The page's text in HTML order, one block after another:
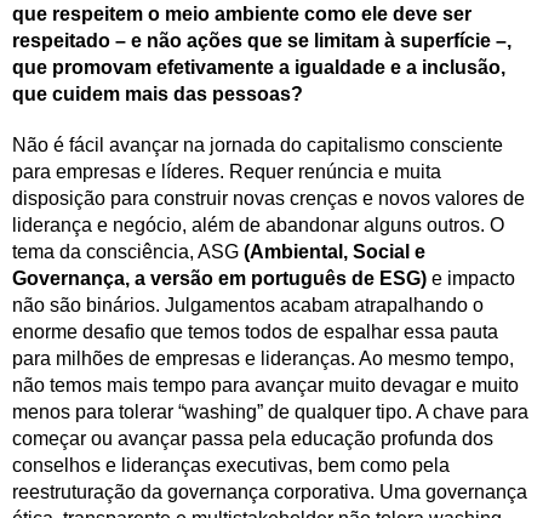
que respeitem o meio ambiente como ele deve ser
respeitado – e não ações que se limitam à superfície –,
que promovam efetivamente a igualdade e a inclusão,
que cuidem mais das pessoas?
Não é fácil avançar na jornada do capitalismo consciente
para empresas e líderes. Requer renúncia e muita
disposição para construir novas crenças e novos valores de
liderança e negócio, além de abandonar alguns outros. O
tema da consciência, ASG (Ambiental, Social e
Governança, a versão em português de ESG) e impacto
não são binários. Julgamentos acabam atrapalhando o
enorme desafio que temos todos de espalhar essa pauta
para milhões de empresas e lideranças. Ao mesmo tempo,
não temos mais tempo para avançar muito devagar e muito
menos para tolerar “washing” de qualquer tipo. A chave para
começar ou avançar passa pela educação profunda dos
conselhos e lideranças executivas, bem como pela
reestruturação da governança corporativa. Uma governança